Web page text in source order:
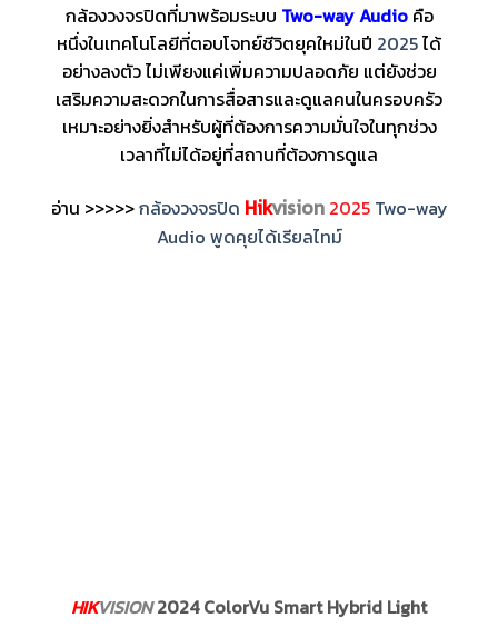
กล้องวงจรปิดที่มาพร้อมระบบ Two-way Audioคือ
หนึ่งในเทคโนโลยีที่ตอบโจทย์ชีวิตยุคใหม่ในปี 2025ได้
อย่างลงตัว ไม่เพียงแค่เพิ่มความปลอดภัย แต่ยังช่วย
เสริมความสะดวกในการสื่อสารและดูแลคนในครอบครัว
เหมาะอย่างยิ่งสำหรับผู้ที่ต้องการความมั่นใจในทุกช่วง
เวลาที่ไม่ได้อยู่ที่สถานที่ต้องการดูแล
อ่าน >>>>>กล้องวงจรปิด Hikvision 2025Two-way
Audio พูดคุยได้เรียลไทม์
HIKVISION2024 ColorVu Smart Hybrid Light